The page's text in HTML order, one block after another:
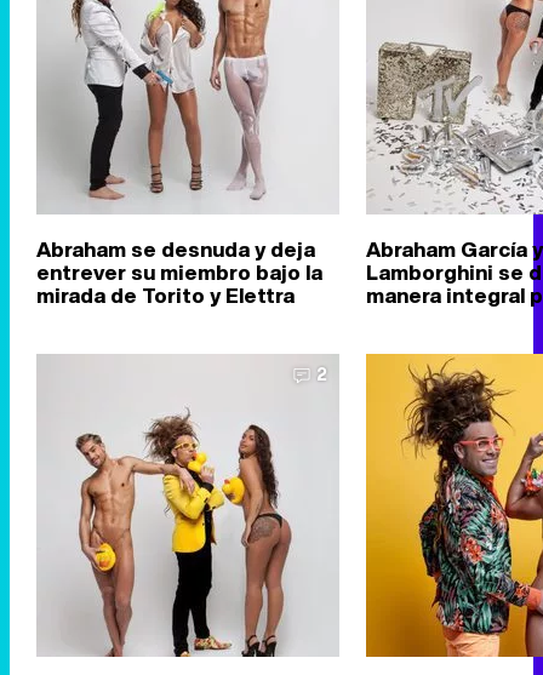
Abraham se desnuda y deja
entrever su miembro bajo la
mirada de Torito y Elettra
Abraham García
Lamborghini se
manera integral
2